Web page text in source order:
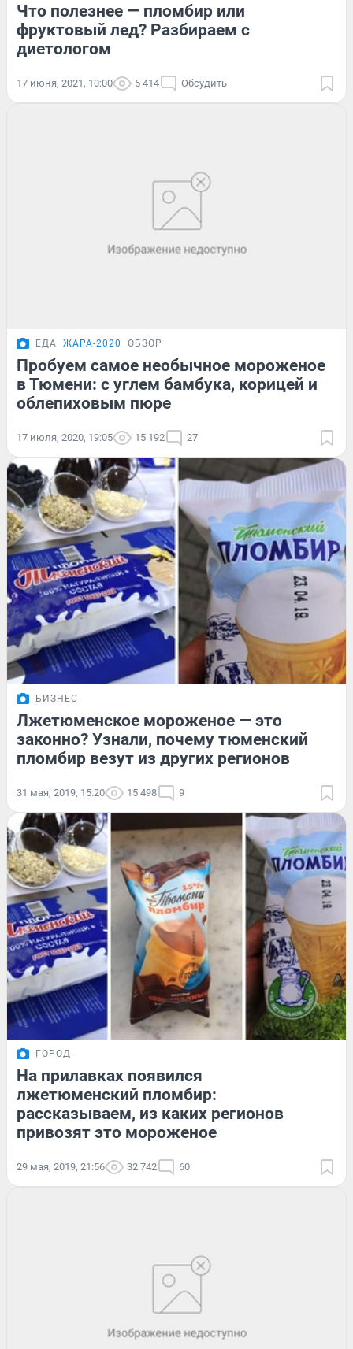
Что полезнее — пломбир или
фруктовый лед? Разбираем с
диетологом
17 июня, 2021, 10:00 5 414 Обсудить
ЕДА ЖАРА-2020 ОБЗОР
Пробуем самое необычное мороженое
в Тюмени: с углем бамбука, корицей и
облепиховым пюре
17 июля, 2020, 19:05 15 192 27
БИЗНЕС
Лжетюменское мороженое — это
законно? Узнали, почему тюменский
пломбир везут из других регионов
31 мая, 2019, 15:20 15 498 9
ГОРОД
На прилавках появился
лжетюменский пломбир:
рассказываем, из каких регионов
привозят это мороженое
29 мая, 2019, 21:56 32 742 60